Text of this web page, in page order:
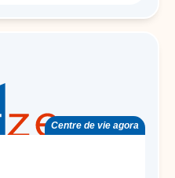
Centre de vie agora